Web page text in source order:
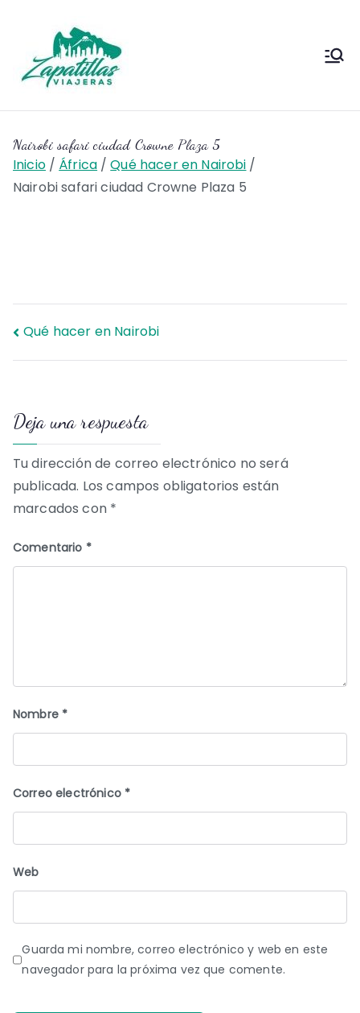
contenido
Viajeras
Nairobi safari ciudad Crowne Plaza 5
Inicio África
Qué hacer en Nairobi
Nairobi safari ciudad Crowne Plaza 5
Navegación
entradas
Qué hacer en Nairobi
Deja una respuesta
Tu dirección de correo electrónico no será
publicada. Los campos obligatorios están
marcados con *
Comentario *
Nombre *
Correo electrónico *
Web
Guarda mi nombre, correo electrónico y web en este
navegador para la próxima vez que comente.